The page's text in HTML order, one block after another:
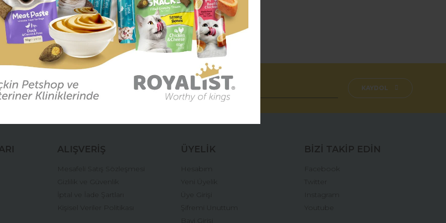
değildir.
gibi kırılma, çatlama ya da ezilme gibi problemlerle karşılaşmazsınız.
Bu ürüne ilk yorumu siz yapın!
Yorum Yaz
konularda yetersiz gördüğünüz noktaları öneri formunu kullanarak tarafımıza iletebilirsiniz.
Gönder
KAYDOL
ALIŞVERİŞ
Mesafeli Satış Sözleşmesi
Gizlilik ve Güvenlik
İptal ve İade Şartları
Kişisel Veriler Politikası
ÜYELİK
Hesabım
Yeni Üyelik
Üye Girişi
Şifremi Unuttum
Bayi Girişi
BİZİ TAKİP EDİN
Facebook
Twitter
Instagram
Youtube